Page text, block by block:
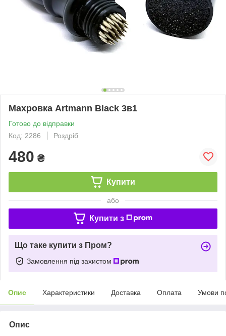
Махровка Artmann Black 3в1
Готово до відправки
Код: 2286
Роздріб
480 ₴
Купити
або
Купити з
Що таке купити з Пром?
Замовлення під захистом
Опис Характеристики Доставка Оплата Умови
Опис